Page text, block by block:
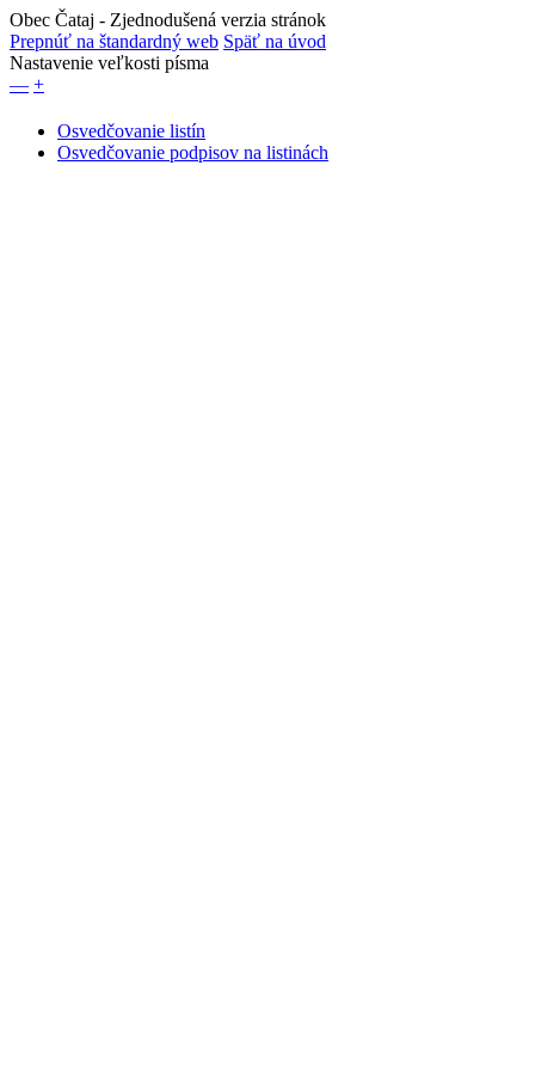
Obec Čataj - Zjednodušená verzia stránok
Prepnúť na štandardný web Späť na úvod
Nastavenie veľkosti písma
— +
Osvedčovanie listín
Osvedčovanie podpisov na listinách